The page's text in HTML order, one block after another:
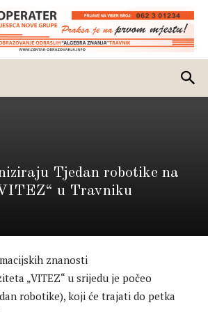
Tjedan robotike na
u Travniku
znanosti
„VITEZ“ u srijedu je počeo
robotike), koji će trajati do petka